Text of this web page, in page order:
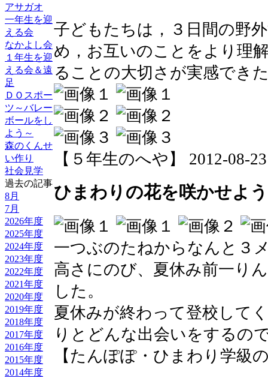
アサガオ
一年生を迎
える会
なかよし会
１年生を迎
える会＆遠
足
ＤＯスポー
ツ～バレー
ボールをし
よう～
森のくんせ
い作り
社会見学
過去の記事
8月
7月
2026年度
2025年度
2024年度
2023年度
2022年度
2021年度
2020年度
2019年度
2018年度
2017年度
2016年度
2015年度
2014年度
子どもたちは，３日間の野
め，お互いのことをより理
ることの大切さが実感でき
【５年生のへや】 2012-08-
ひまわりの花を咲かせよう
一つぶのたねからなんと３
高さにのび、夏休み前一り
した。
夏休みが終わって登校して
りとどんな出会いをするの
【たんぽぽ・ひまわり学級